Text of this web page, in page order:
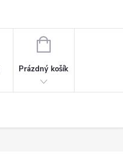
NÁKUPNÍ
Prázdný košík